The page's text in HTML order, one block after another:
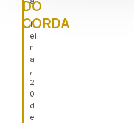
-
f
ei
r
a
,
2
0
d
e
DO
CORDA